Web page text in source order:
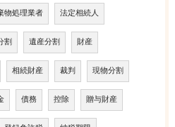
物処理業者 法定相続人
割 遺産分割 財産
相続財産 裁判 現物分割
債務 控除 贈与財産